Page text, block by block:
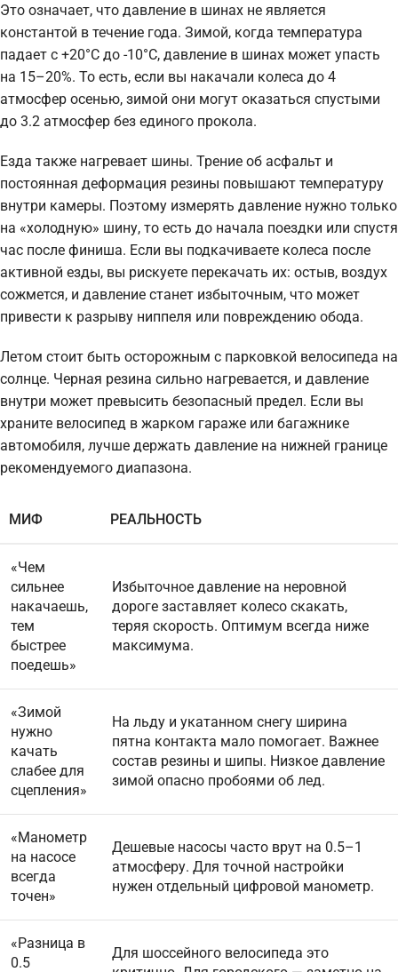
Это означает, что давление в шинах не является
константой в течение года. Зимой, когда температура
падает с +20°C до -10°C, давление в шинах может упасть
на 15–20%. То есть, если вы накачали колеса до 4
атмосфер осенью, зимой они могут оказаться спустыми
до 3.2 атмосфер без единого прокола.
Езда также нагревает шины. Трение об асфальт и
постоянная деформация резины повышают температуру
внутри камеры. Поэтому измерять давление нужно только
на «холодную» шину, то есть до начала поездки или спустя
час после финиша. Если вы подкачиваете колеса после
активной езды, вы рискуете перекачать их: остыв, воздух
сожмется, и давление станет избыточным, что может
привести к разрыву ниппеля или повреждению обода.
Летом стоит быть осторожным с парковкой велосипеда на
солнце. Черная резина сильно нагревается, и давление
внутри может превысить безопасный предел. Если вы
храните велосипед в жарком гараже или багажнике
автомобиля, лучше держать давление на нижней границе
рекомендуемого диапазона.
МИФ РЕАЛЬНОСТЬ
«Чем
сильнее
накачаешь,
тем
быстрее
поедешь»
Избыточное давление на неровной
дороге заставляет колесо скакать,
теряя скорость. Оптимум всегда ниже
максимума.
«Зимой
нужно
качать
слабее для
сцепления»
На льду и укатанном снегу ширина
пятна контакта мало помогает. Важнее
состав резины и шипы. Низкое давление
зимой опасно пробоями об лед.
«Манометр
на насосе
всегда
точен»
Дешевые насосы часто врут на 0.5–1
атмосферу. Для точной настройки
нужен отдельный цифровой манометр.
«Разница в
0.5
Для шоссейного велосипеда это